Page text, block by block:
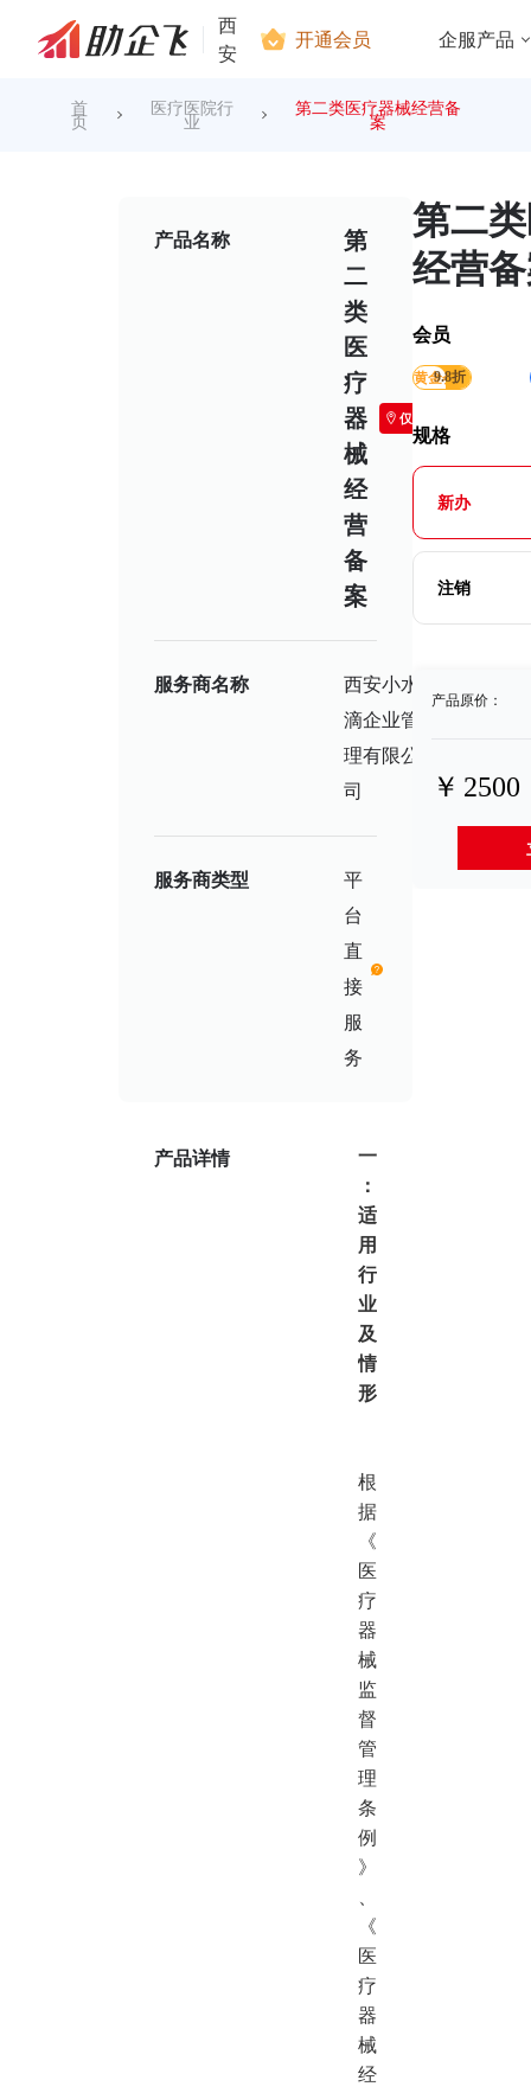
西
安
开通会员 企服产品
首
页
医疗医院行
业
第二类医疗器械经营备
案
产品名称
第
二
类
医
疗
器
械
经
营
备
案
仅限西安
服务商名称
西安小水
滴企业管
理有限公
司
营
服务商类型
平
台
直
接
服
务
产品详情
一
：
适
用
行
业
及
情
形
根
据
《
医
疗
器
械
监
督
管
理
条
例
》
《
医
疗
器
械
经
第二
经营
会员
9.8折
黄金会员
规格
新办
注销
产品原价：
￥ 2500